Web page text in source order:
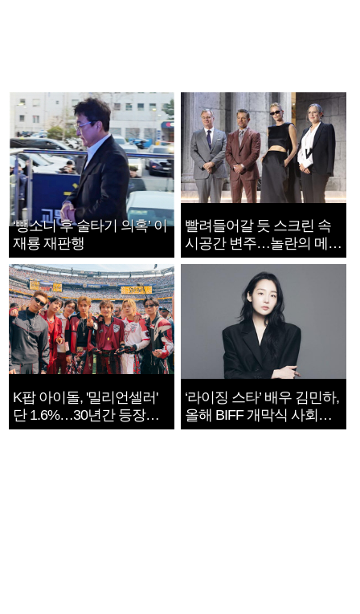
‘뺑소니 후 술타기 의혹’ 이
재룡 재판행
빨려들어갈 듯 스크린 속
시공간 변주…놀란의 메시
지는 ‘전쟁 속죄’
K팝 아이돌, '밀리언셀러'
단 1.6%…30년간 등장
1182개팀 전수조사
‘라이징 스타’ 배우 김민하,
올해 BIFF 개막식 사회자
확정